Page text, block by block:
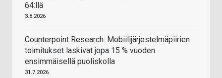
64:llä
3.8.2026
Counterpoint Research: Mobiilijärjestelmäpiirien
toimitukset laskivat jopa 15 % vuoden
ensimmäisellä puoliskolla
31.7.2026